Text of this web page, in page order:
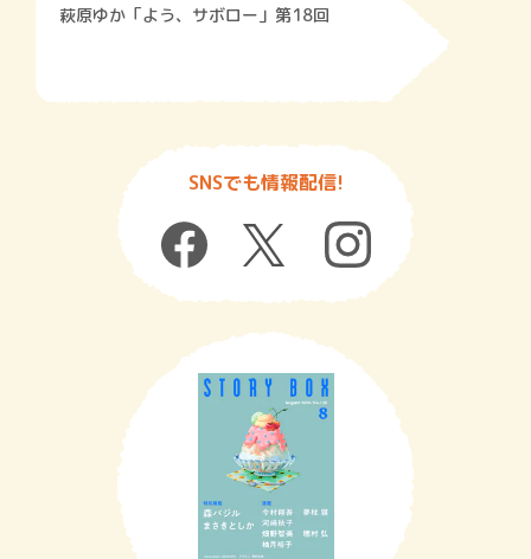
萩原ゆか「よう、サボロー」第18回
SNSでも情報配信!